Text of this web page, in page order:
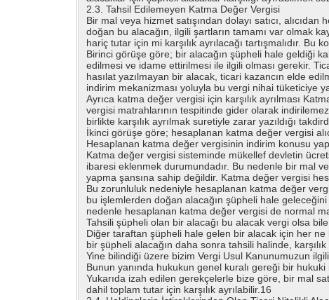
2.3. Tahsil Edilemeyen Katma Değer Vergisi
Bir mal veya hizmet satışından dolayı satıcı,
doğan bu alacağın, ilgili şartların tamamı var olmak
hariç tutar için mi karşılık ayrılacağı tartışmalıdır. Bu
Birinci görüşe göre; bir alacağın şüpheli hale geldiği
edilmesi ve idame ettirilmesi ile ilgili olması gerekir.
hasılat yazılmayan bir alacak, ticari kazancın elde
indirim mekanizması yoluyla bu vergi nihai tüketiciye
Ayrıca katma değer vergisi için karşılık ayrılması
vergisi matrahlarının tespitinde gider olarak
birlikte karşılık ayrılmak suretiyle zarar yazıldığı
İkinci görüşe göre; hesaplanan katma değer vergisi
Hesaplanan katma değer vergisinin indirim konusu
Katma değer vergisi sisteminde mükellef devletin
ibaresi eklenmek durumundadır. Bu nedenle bir mal
yapma şansına sahip değildir. Katma değer vergisi
Bu zorunluluk nedeniyle hesaplanan katma değer
bu işlemlerden doğan alacağın şüpheli hale
nedenle hesaplanan katma değer vergisi de normal
Tahsili şüpheli olan bir alacağı bu alacak vergi olsa
Diğer taraftan şüpheli hale gelen bir alacak için her ne
bir şüpheli alacağın daha sonra tahsili halinde,
Yine bilindiği üzere bizim Vergi Usul Kanunumuzun
Bunun yanında hukukun genel kuralı gereği bir
Yukarıda izah edilen gerekçelerle bize göre, bir mal
dahil toplam tutar için karşılık ayrılabilir.16